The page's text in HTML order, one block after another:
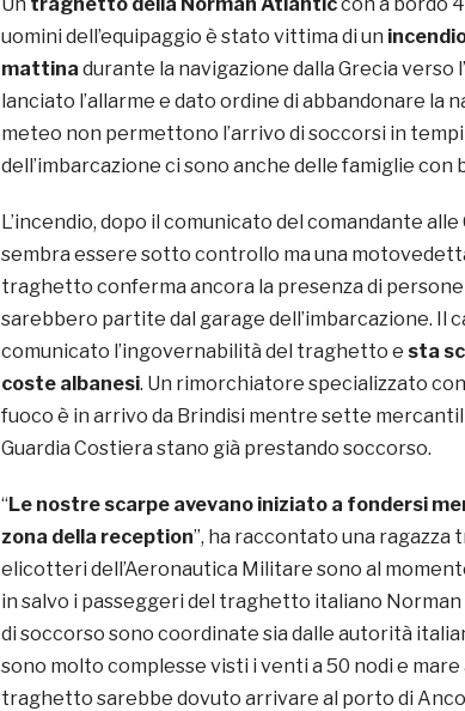
uomini dell’equipaggio è stato vittima di un
mattina durante la navigazione dalla Grecia verso
lanciato l’allarme e dato ordine di abbandonare la
meteo non permettono l’arrivo di soccorsi in
dell’imbarcazione ci sono anche delle famiglie con
L’incendio, dopo il comunicato del comandante
sembra essere sotto controllo ma una
traghetto conferma ancora la presenza di persone
sarebbero partite dal garage dell’imbarcazione. Il
comunicato l’ingovernabilità del traghetto e sta
coste albanesi. Un rimorchiatore specializzato
fuoco è in arrivo da Brindisi mentre sette
Guardia Costiera stano già prestando soccorso.
“Le nostre scarpe avevano iniziato a fondersi
zona della reception”, ha raccontato una ragazza
elicotteri dell’Aeronautica Militare sono al
in salvo i passeggeri del traghetto italiano
di soccorso sono coordinate sia dalle autorità
sono molto complesse visti i venti a 50 nodi e mare
traghetto sarebbe dovuto arrivare al porto di